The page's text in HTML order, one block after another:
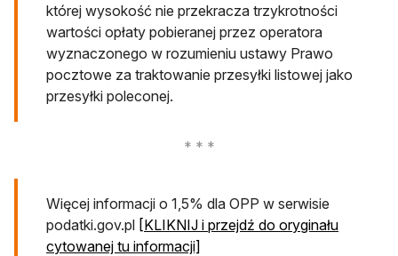
której wysokość nie przekracza trzykrotności
wartości opłaty pobieranej przez operatora
wyznaczonego w rozumieniu ustawy Prawo
pocztowe za traktowanie przesyłki listowej jako
przesyłki poleconej.
Więcej informacji o 1,5% dla OPP w serwisie
podatki.gov.pl [KLIKNIJ i przejdź do oryginału
cytowanej tu informacji]